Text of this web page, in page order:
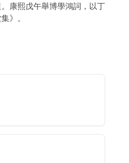
康熙戊午舉博學鴻詞，以丁
》。